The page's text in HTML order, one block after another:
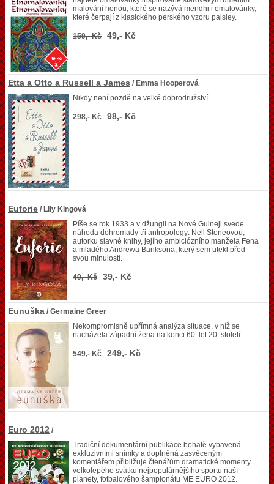
malování henou, které se nazývá mendhi i omalovánky,
které čerpají z klasického perského vzoru paisley.
159,- Kč 49,- Kč
Etta a Otto a Russell a James / Emma Hooperová
Nikdy není pozdě na velké dobrodružství…
298,- Kč 98,- Kč
Euforie / Lily Kingová
Píše se rok 1933 a v džungli na Nové Guineji svede
náhoda dohromady tři antropology: Nell Stoneovou,
autorku slavné knihy, jejího ambiciózního manžela Fena
a mladého Andrewa Banksona, který sem utekl před
svou minulostí.
49,- Kč 39,- Kč
Eunuška / Germaine Greer
Nekompromisně upřímná analýza situace, v níž se
nacházela západní žena na konci 60. let 20. století.
549,- Kč 249,- Kč
Euro 2012 /
Tradiční dokumentární publikace bohatě vybavená
exkluzivními snímky a doplněná zasvěceným
komentářem přibližuje čtenářům dramatické momenty
velkolepého svátku nejpopulárnějšího sportu naší
planety, fotbalového šampionátu ME EURO 2012.